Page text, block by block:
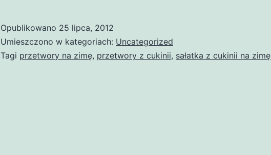
Opublikowano 25 lipca, 2012
Umieszczono w kategoriach: Uncategorized
Tagi przetwory na zimę, przetwory z cukinii, sałatka z cukinii na zimę